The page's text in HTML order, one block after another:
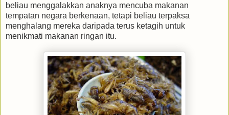
beliau menggalakkan anaknya mencuba makanan
tempatan negara berkenaan, tetapi beliau terpaksa
menghalang mereka daripada terus ketagih untuk
menikmati makanan ringan itu.